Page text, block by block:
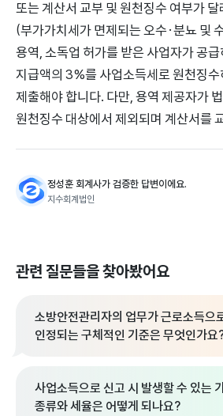
또는 계산서 교부 및 원천징수 여부가
(부가가치세가 면제되는 오수·분뇨 및
용역, 소독업 허가를 받은 사업자가 공
지급액의 3%를 사업소득세로 원천징
제출해야 합니다. 다만, 용역 제공자가
원천징수 대상에서 제외되며 계산서를
정성훈 회계사가 검증한 답변이에요.
지수회계법인
관련 질문들을 찾아봤어요
소방안전관리자의 업무가 근로소득으
인정되는 구체적인 기준은 무엇인가요
사업소득으로 신고 시 발생할 수 있는
종류와 세율은 어떻게 되나요?